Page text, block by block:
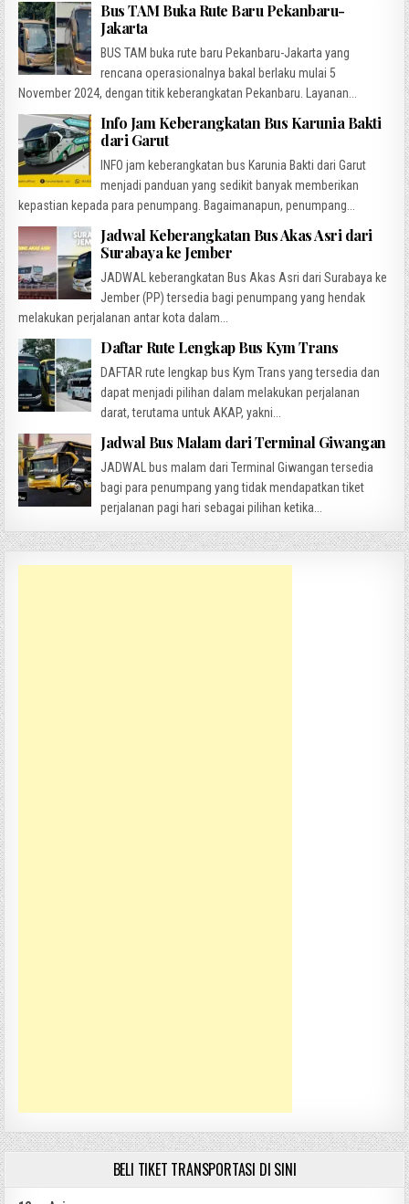
Bus TAM Buka Rute Baru Pekanbaru-
Jakarta
BUS TAM buka rute baru Pekanbaru-Jakarta yang
rencana operasionalnya bakal berlaku mulai 5
November 2024, dengan titik keberangkatan Pekanbaru. Layanan...
Info Jam Keberangkatan Bus Karunia Bakti
dari Garut
INFO jam keberangkatan bus Karunia Bakti dari Garut
menjadi panduan yang sedikit banyak memberikan
kepastian kepada para penumpang. Bagaimanapun, penumpang...
Jadwal Keberangkatan Bus Akas Asri dari
Surabaya ke Jember
JADWAL keberangkatan Bus Akas Asri dari Surabaya ke
Jember (PP) tersedia bagi penumpang yang hendak
melakukan perjalanan antar kota dalam...
Daftar Rute Lengkap Bus Kym Trans
DAFTAR rute lengkap bus Kym Trans yang tersedia dan
dapat menjadi pilihan dalam melakukan perjalanan
darat, terutama untuk AKAP, yakni...
Jadwal Bus Malam dari Terminal Giwangan
JADWAL bus malam dari Terminal Giwangan tersedia
bagi para penumpang yang tidak mendapatkan tiket
perjalanan pagi hari sebagai pilihan ketika...
BELI TIKET TRANSPORTASI DI SINI